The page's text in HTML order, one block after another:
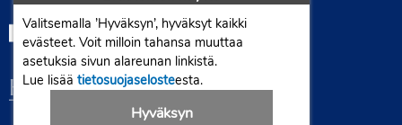
Valitsemalla ’Hyväksyn’, hyväksyt kaikki
evästeet. Voit milloin tahansa muuttaa
asetuksia sivun alareunan linkistä.
Lue lisää tietosuojaselosteesta.
Hyväksyn